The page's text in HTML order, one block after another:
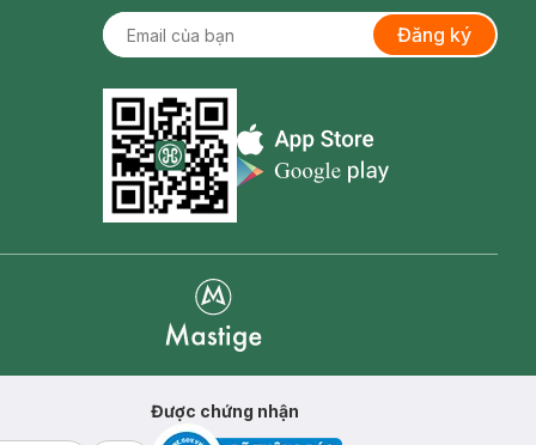
Đăng ký
Appstore icon
Được chứng nhận